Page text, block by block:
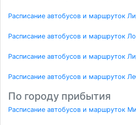
Расписание автобусов и маршруток
Расписание автобусов и маршруток
Расписание автобусов и маршруток
Расписание автобусов и маршруток
По городу прибытия
Расписание автобусов и маршруток